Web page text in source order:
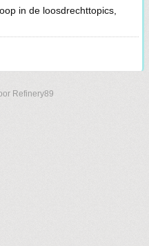
in de loosdrechttopics,
Refinery89